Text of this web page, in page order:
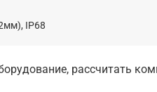
IP68
рассчитать